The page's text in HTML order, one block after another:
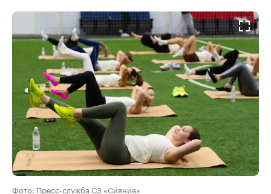
Фото: Пресс-служба СЗ «Сияние»